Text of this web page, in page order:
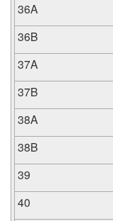
36A
36B
37A
37B
38A
38B
39
40